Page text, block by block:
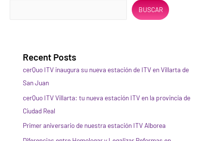
BUSCAR
Recent Posts
cerQuo ITV inaugura su nueva estación de ITV en Villarta de
San Juan
cerQuo ITV Villarta: tu nueva estación ITV en la provincia de
Ciudad Real
Primer aniversario de nuestra estación ITV Alborea